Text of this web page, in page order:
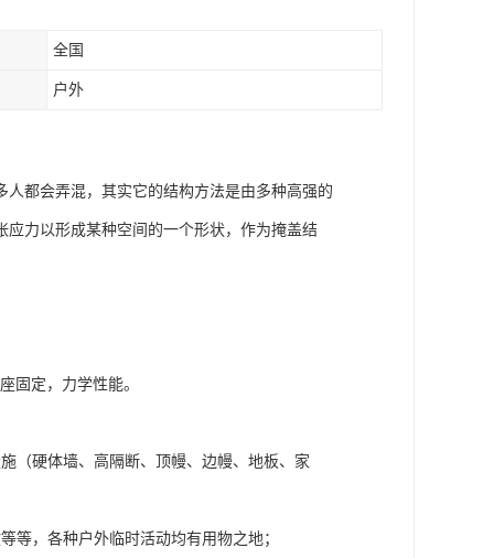
全国
户外
都会弄混，其实它的结构方法是由多种高强的
力以形成某种空间的一个形状，作为掩盖结
固定，力学性能。
（硬体墙、高隔断、顶幔、边幔、地板、家
等，各种户外临时活动均有用物之地；